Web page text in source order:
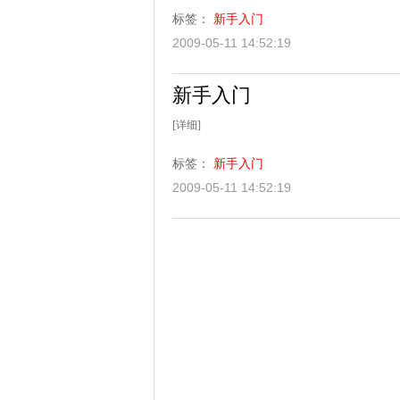
标签： 新手入门
2009-05-11 14:52:19
新手入门
[详细]
标签： 新手入门
2009-05-11 14:52:19